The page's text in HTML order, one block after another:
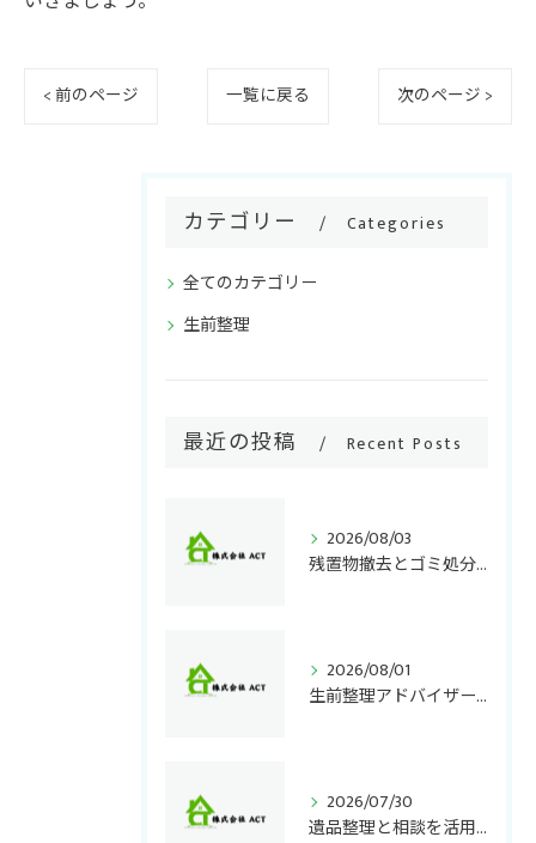
< 前のページ 一覧に戻る 次のページ >
カテゴリー Categories
全てのカテゴリー
生前整理
最近の投稿 Recent Posts
2026/08/03
残置物撤去とゴミ処分千葉県で失敗しない正しい手順と費用負担のポイント
2026/08/01
生前整理アドバイザー資格と東京都での学び方徹底ガイド
2026/07/30
遺品整理と相談を活用して千葉県で安心できる整理の進め方と失敗しない選択ポイント